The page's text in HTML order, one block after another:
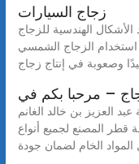
زجاج السیارات
الهندسية للزجاج
بالإضافة إلى استخدام الزجاج الشمسي
وصعوبة في إنتاج زجاج
– مرحبا بكم في
العزيز بن خالد الغانم
دولة قطر المصنع لجميع أنواع
الخام لضمان جودة